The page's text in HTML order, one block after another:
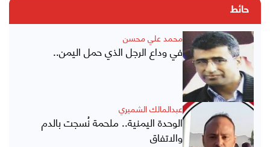
حائط
محمد علي محسن
في وداع الرجل الذي حمل اليمن..
عبدالمالك الشميري
الوحدة اليمنية.. ملحمة نُسجت بالدم
والاتفاق